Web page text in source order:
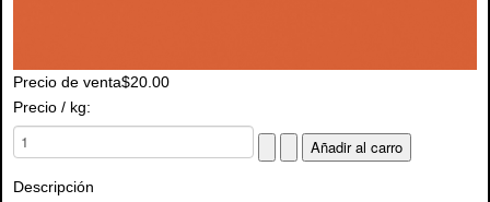
Precio de venta$20.00
Precio / kg:
Descripción